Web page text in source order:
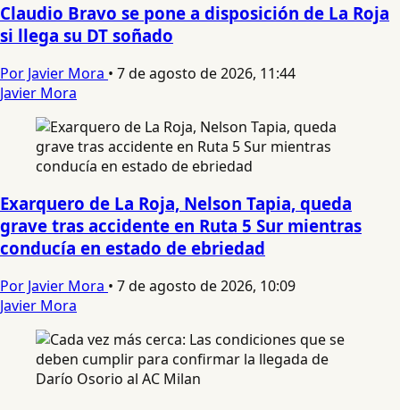
Claudio Bravo se pone a disposición de La Roja
si llega su DT soñado
Por Javier Mora • 7 de agosto de 2026, 11:44
Javier Mora
Exarquero de La Roja, Nelson Tapia, queda
grave tras accidente en Ruta 5 Sur mientras
conducía en estado de ebriedad
Por Javier Mora • 7 de agosto de 2026, 10:09
Javier Mora